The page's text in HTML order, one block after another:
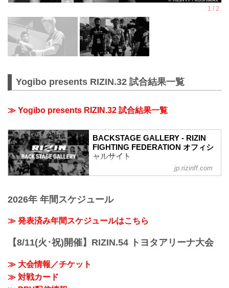
Yogibo presents RIZIN.32 試合結果一覧
≫ Yogibo presents RIZIN.32 試合結果一覧
BACKSTAGE GALLERY - RIZIN
FIGHTING FEDERATION オフィシ
ャルサイト
BACKSTAGE GALLERY の記事一覧 - 格
イジン ファイティング フェデレーショ
いきます。
jp.rizinff.com
2026年 年間スケジュール
≫ 発表済み年間スケジュールはこちら
【8/11(火･祝)開催】RIZIN.54 トヨタアリーナ大会
≫ 大会情報／チケット
≫ 対戦カード